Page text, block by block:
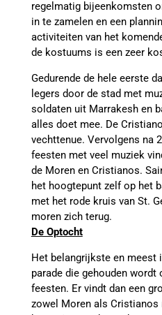
regelmatig bijeenkomsten
in te zamelen en een
activiteiten van het
de kostuums is een zeer
Gedurende de hele eerste
legers door de stad met
soldaten uit Marrakesh en
alles doet mee. De
vechttenue. Vervolgens na
feesten met veel muziek
de Moren en Cristianos.
het hoogtepunt zelf op het
met het rode kruis van St.
moren zich terug.
De Optocht
Het belangrijkste en meest
parade die gehouden wordt
feesten. Er vindt dan een
zowel Moren als